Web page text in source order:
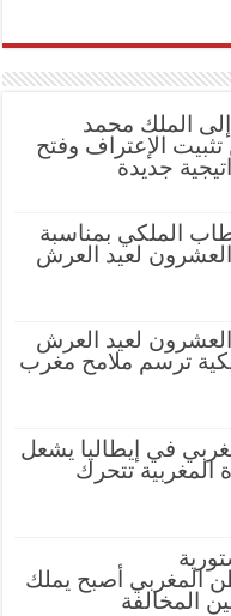
الملك محمد
الإعتراف وفتح
جديدة
الملكي بمناسبة
لعيد العرش
لعيد العرش
ترسم ملامح مغرب
في إيطاليا يشعل
المغربية تتحرك
المغربي أصبح يملك
المخالفة